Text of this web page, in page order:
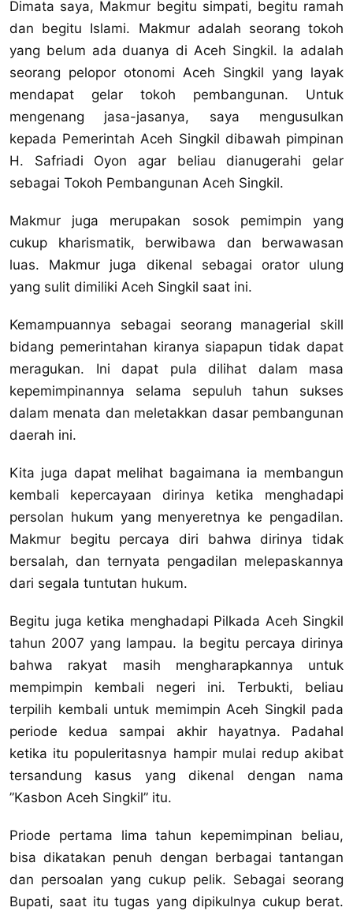
Dimata saya, Makmur begitu simpati, begitu ramah
dan begitu Islami. Makmur adalah seorang tokoh
yang belum ada duanya di Aceh Singkil. Ia adalah
seorang pelopor otonomi Aceh Singkil yang layak
mendapat gelar tokoh pembangunan. Untuk
mengenang jasa-jasanya, saya mengusulkan
kepada Pemerintah Aceh Singkil dibawah pimpinan
H. Safriadi Oyon agar beliau dianugerahi gelar
sebagai Tokoh Pembangunan Aceh Singkil.
Makmur juga merupakan sosok pemimpin yang
cukup kharismatik, berwibawa dan berwawasan
luas. Makmur juga dikenal sebagai orator ulung
yang sulit dimiliki Aceh Singkil saat ini.
Kemampuannya sebagai seorang managerial skill
bidang pemerintahan kiranya siapapun tidak dapat
meragukan. Ini dapat pula dilihat dalam masa
kepemimpinannya selama sepuluh tahun sukses
dalam menata dan meletakkan dasar pembangunan
daerah ini.
Kita juga dapat melihat bagaimana ia membangun
kembali kepercayaan dirinya ketika menghadapi
persolan hukum yang menyeretnya ke pengadilan.
Makmur begitu percaya diri bahwa dirinya tidak
bersalah, dan ternyata pengadilan melepaskannya
dari segala tuntutan hukum.
Begitu juga ketika menghadapi Pilkada Aceh Singkil
tahun 2007 yang lampau. Ia begitu percaya dirinya
bahwa rakyat masih mengharapkannya untuk
mempimpin kembali negeri ini. Terbukti, beliau
terpilih kembali untuk memimpin Aceh Singkil pada
periode kedua sampai akhir hayatnya. Padahal
ketika itu populeritasnya hampir mulai redup akibat
tersandung kasus yang dikenal dengan nama
”Kasbon Aceh Singkil” itu.
Priode pertama lima tahun kepemimpinan beliau,
bisa dikatakan penuh dengan berbagai tantangan
dan persoalan yang cukup pelik. Sebagai seorang
Bupati, saat itu tugas yang dipikulnya cukup berat.